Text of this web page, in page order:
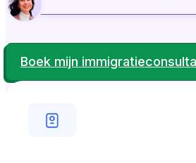
BB Bonney Brown
Boek mijn